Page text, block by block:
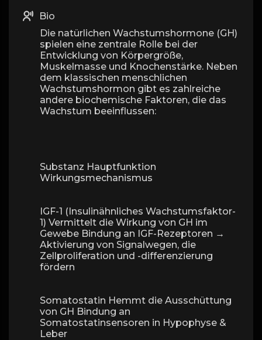
Bio
Die natürlichen Wachstumshormone (GH)
spielen eine zentrale Rolle bei der
Entwicklung von Körpergröße,
Muskelmasse und Knochenstärke. Neben
dem klassischen menschlichen
Wachstumshormon gibt es zahlreiche
andere biochemische Faktoren, die das
Wachstum beeinflussen:
Substanz Hauptfunktion
Wirkungsmechanismus
IGF-1 (Insulinähnliches Wachstumsfaktor-
1) Vermittelt die Wirkung von GH im
Gewebe Bindung an IGF-Rezeptoren →
Aktivierung von Signalwegen, die
Zellproliferation und -differenzierung
fördern
Somatostatin Hemmt die Ausschüttung
von GH Bindung an
Somatostatinsensoren in Hypophyse &
Leber